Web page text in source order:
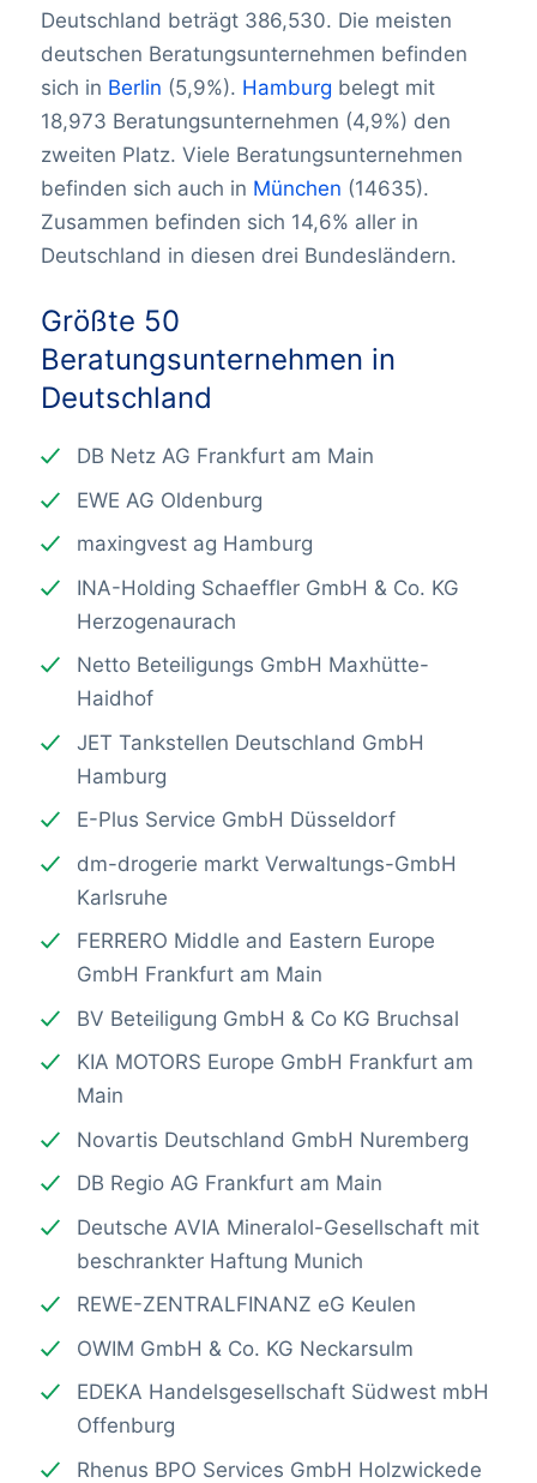
Deutschland beträgt 386,530. Die meisten
deutschen Beratungsunternehmen befinden
sich in Berlin (5,9%). Hamburg belegt mit
18,973 Beratungsunternehmen (4,9%) den
zweiten Platz. Viele Beratungsunternehmen
befinden sich auch in München (14635).
Zusammen befinden sich 14,6% aller in
Deutschland in diesen drei Bundesländern.
Größte 50
Beratungsunternehmen in
Deutschland
DB Netz AG Frankfurt am Main
EWE AG Oldenburg
maxingvest ag Hamburg
INA-Holding Schaeffler GmbH & Co. KG
Herzogenaurach
Netto Beteiligungs GmbH Maxhütte-
Haidhof
JET Tankstellen Deutschland GmbH
Hamburg
E-Plus Service GmbH Düsseldorf
dm-drogerie markt Verwaltungs-GmbH
Karlsruhe
FERRERO Middle and Eastern Europe
GmbH Frankfurt am Main
BV Beteiligung GmbH & Co KG Bruchsal
KIA MOTORS Europe GmbH Frankfurt am
Main
Novartis Deutschland GmbH Nuremberg
DB Regio AG Frankfurt am Main
Deutsche AVIA Mineralol-Gesellschaft mit
beschrankter Haftung Munich
REWE-ZENTRALFINANZ eG Keulen
OWIM GmbH & Co. KG Neckarsulm
EDEKA Handelsgesellschaft Südwest mbH
Offenburg
Rhenus BPO Services GmbH Holzwickede